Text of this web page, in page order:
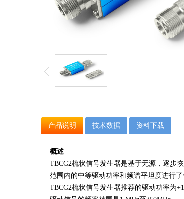
产品说明 技术数据 资料下载
概述
TBCG2梳状信号发生器是基于无源，逐步
范围内的中等驱动功率和频谱平坦度进行了
TBCG2梳状信号发生器推荐的驱动功率为